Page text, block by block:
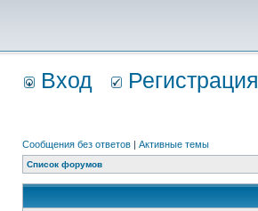
Вход Регистрация
Сообщения без ответов | Активные темы
Список форумов